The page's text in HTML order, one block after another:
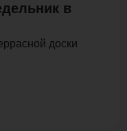
в
доски